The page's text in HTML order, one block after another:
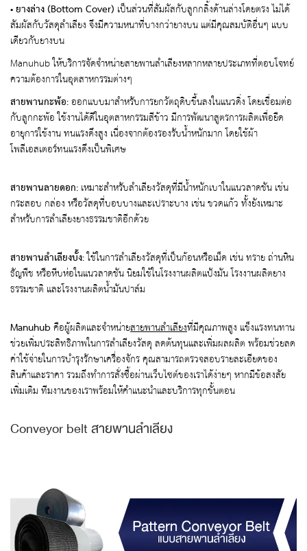
•ยางล่าง (Bottom Cover) เป็นส่วนที่สัมผัสกับลูกกลิ้งด้านล่างโดยตรง ไม่ได้
สัมผัสกับวัสดุลำเลียง จึงมีความหนาที่บางกว่ายางบน แต่มีคุณสมบัติอื่นๆ แบบ
เดียวกับยางบน
Manuhub ให้บริการจัดจำหน่ายสายพานลำเลียงหลากหลายประเภทที่ตอบโจทย์
ความต้องการในอุตสาหกรรมต่างๆ
สายพานกะพ้อ:ออกแบบมาสำหรับการยกวัตถุดิบขึ้นลงในแนวดิ่ง โดยเชื่อมต่อ
กับลูกกะพ้อ ใช้งานได้ดีในอุตสาหกรรมสีข้าว มีการพัฒนาสูตรการผลิตเพื่อยืด
อายุการใช้งาน ทนแรงดึงสูง เนื่องจากต้องรองรับน้ำหนักมาก โดยใช้ผ้า
โพลีเอสเตอร์ทนแรงดึงเป็นพิเศษ
สายพานลายดอก:เหมาะสำหรับลำเลียงวัสดุที่มีน้ำหนักเบาในแนวลาดชัน เช่น
กระสอบ กล่อง หรือวัสดุที่บอบบางและเปราะบาง เช่น ขวดแก้ว ทั้งยังเหมาะ
สำหรับการลำเลียงยางธรรมชาติอีกด้วย
สายพานลำเลียงบั้ง:ใช้ในการลำเลียงวัสดุที่เป็นก้อนหรือเม็ด เช่น ทราย ถ่านหิน
ธัญพืช หรือหีบห่อในแนวลาดชัน นิยมใช้ในโรงงานผลิตแป้งมัน โรงงานผลิตยาง
ธรรมชาติ และโรงงานผลิตน้ำมันปาล์ม
Manuhubคือผู้ผลิตและจำหน่ายสายพานลำเลียงที่มีคุณภาพสูง แข็งแรงทนทาน
ช่วยเพิ่มประสิทธิภาพในการลำเลียงวัสดุ ลดต้นทุนและเพิ่มผลผลิต พร้อมช่วยลด
ค่าใช้จ่ายในการบำรุงรักษาเครื่องจักร คุณสามารถตรวจสอบรายละเอียดของ
สินค้าและราคา รวมถึงทำการสั่งซื้อผ่านเว็บไซต์ของเราได้ง่ายๆ หากมีข้อสงสัย
เพิ่มเติม ทีมงานของเราพร้อมให้คำแนะนำและบริการทุกขั้นตอน
Conveyor belt สายพานลำเลียง